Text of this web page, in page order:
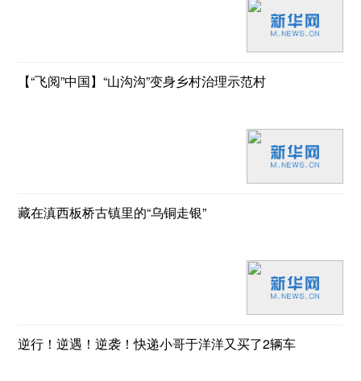
【“飞阅”中国】“山沟沟”变身乡村治理示范村
藏在滇西板桥古镇里的“乌铜走银”
逆行！逆遇！逆袭！快递小哥于洋洋又买了2辆车